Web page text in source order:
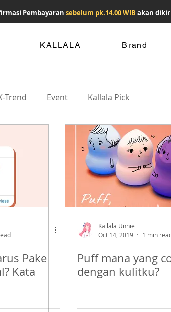
Pembayaran sebelum pk.14.00 WIB akan
KALLALA Brand
Trend Event Kallala Pick
Pake
Kata
Kallala Unnie
Oct 14, 2019
1 min
Puff mana yang
dengan kulitku?